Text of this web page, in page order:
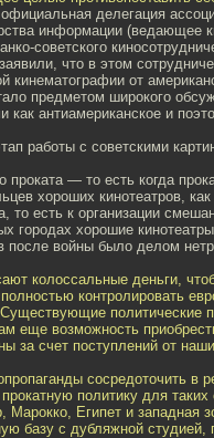
делегация
информации
советского
что в этом
кинематографии от
предметом широкого
как антиамериканское и
работы с советскими
— то есть когда
хороших кинотеатров,
то есть к организации
городах хорошие
после войны было делом
колоссальные деньги,
полностью контролировать
Существующие
еще возможность
за счет поступлений от
сосредоточить в
политику для
Египет и западная
базу с дубляжной студией,